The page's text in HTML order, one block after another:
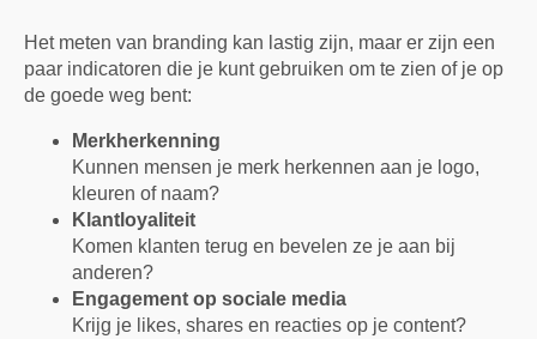
Het meten van branding kan lastig zijn, maar er zijn een
paar indicatoren die je kunt gebruiken om te zien of je op
de goede weg bent:
Merkherkenning
Kunnen mensen je merk herkennen aan je logo,
kleuren of naam?
Klantloyaliteit
Komen klanten terug en bevelen ze je aan bij
anderen?
Engagement op sociale media
Krijg je likes, shares en reacties op je content?